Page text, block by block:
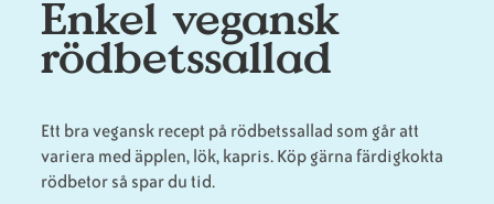
Animaliska Veganska
Vanliga
Enkel vegansk
rödbetssallad
Ett bra vegansk recept på rödbetssallad som går att
variera med äpplen, lök, kapris. Köp gärna färdigkokta
rödbetor så spar du tid.